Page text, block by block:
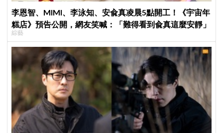
李恩智、MIMI、李泳知、安兪真凌晨5點開工！《宇宙年
糕店》預告公開，網友笑喊：「難得看到兪真這麼安靜」
綜藝